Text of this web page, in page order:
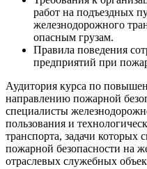
работ на подъездных
железнодорожного
опасным грузам.
Правила поведения
предприятий при
Аудитория курса по
направлению пожарной
специалисты
пользования и
транспорта, задачи которых
пожарной безопасности на
отраслевых служебных